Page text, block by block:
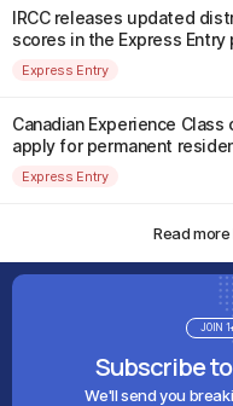
IRCC releases updated
scores in the Express Entry
Express Entry
Canadian Experience
apply for permanent
Express Entry
Read
Subscribe
We'll send you
JOIN